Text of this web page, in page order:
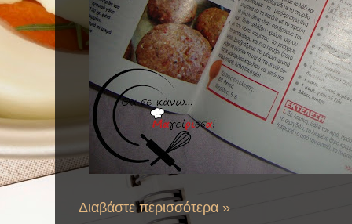
Διαβάστε περισσότερα »